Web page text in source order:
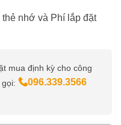
nhớ và Phí lắp đặt
mua định kỳ cho công
096.339.3566